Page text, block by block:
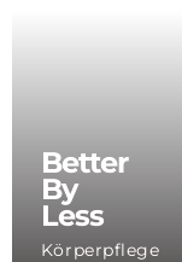
Better
By
Less
Körperpflege